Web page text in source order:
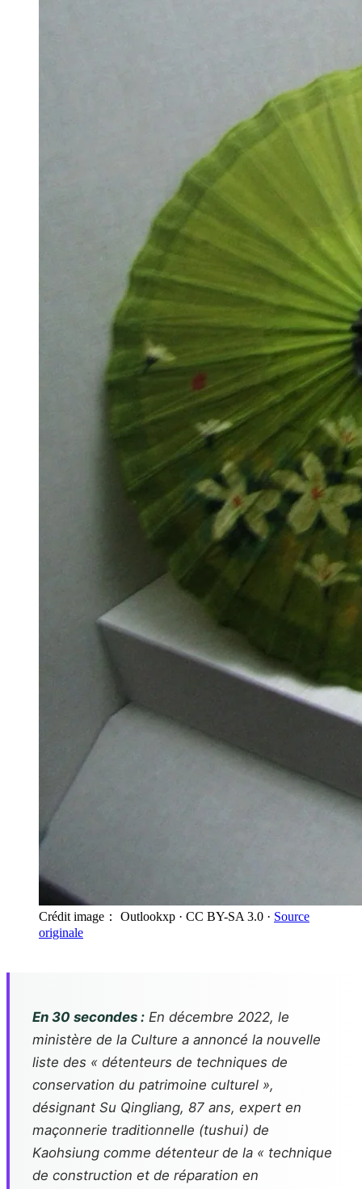
Crédit image： Outlookxp · CC BY-SA 3.0 · Source
originale
En 30 secondes : En décembre 2022, le
ministère de la Culture a annoncé la nouvelle
liste des « détenteurs de techniques de
conservation du patrimoine culturel »,
désignant Su Qingliang, 87 ans, expert en
maçonnerie traditionnelle (tushui) de
Kaohsiung comme détenteur de la « technique
de construction et de réparation en